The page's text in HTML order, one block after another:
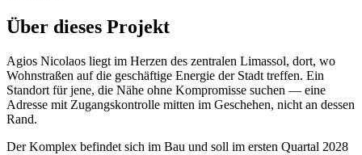
Über dieses Projekt
Agios Nicolaos liegt im Herzen des zentralen Limassol, dort, wo
Wohnstraßen auf die geschäftige Energie der Stadt treffen. Ein
Standort für jene, die Nähe ohne Kompromisse suchen — eine
Adresse mit Zugangskontrolle mitten im Geschehen, nicht an dessen
Rand.
Der Komplex befindet sich im Bau und soll im ersten Quartal 2028